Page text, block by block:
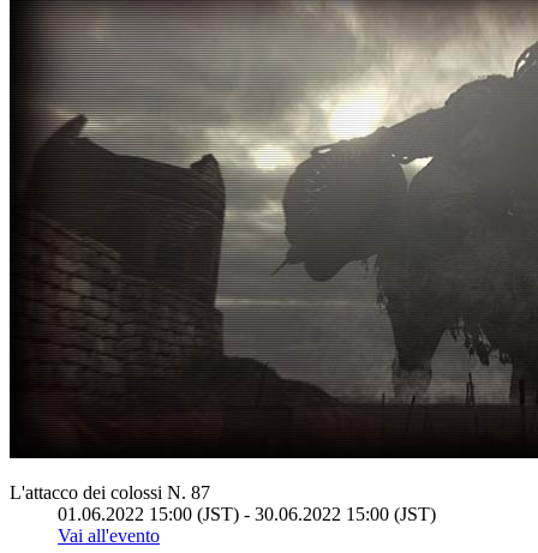
L'attacco dei colossi N. 87
01.06.2022 15:00 (JST) - 30.06.2022 15:00 (JST)
Vai all'evento